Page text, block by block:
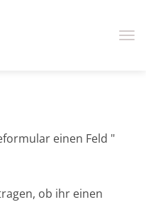
einen Feld "
ob ihr einen